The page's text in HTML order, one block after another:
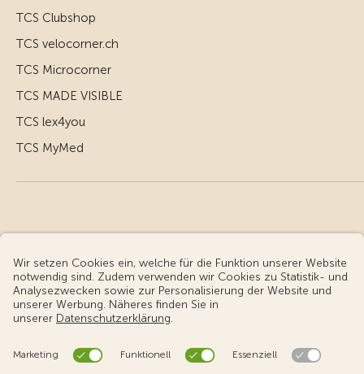
TCS Clubshop
TCS velocorner.ch
TCS Microcorner
TCS MADE VISIBLE
TCS lex4you
TCS MyMed
© Touring Club Schweiz
Benutzungsbedingungen - rechtliche Informationen